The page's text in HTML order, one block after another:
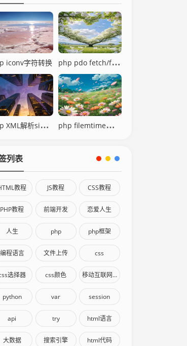
iconv字符转换 php pdo fetch/fetchAll
php XML解析simplexml php filemtime修改时间
列表
教程 JS教程 CSS教程
PHP教程 前端开发 恋爱人生
人生 php php框架
编程语言 文件上传 css
选择器 css颜色 移动互联网终端
python var session
api try html语言
大数据 搜索引擎 html代码